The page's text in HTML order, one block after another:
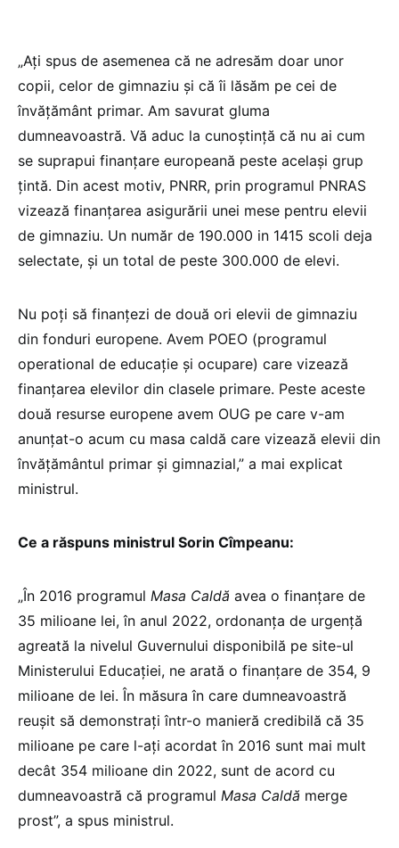
„Ați spus de asemenea că ne adresăm doar unor
copii, celor de gimnaziu și că îi lăsăm pe cei de
învățământ primar. Am savurat gluma
dumneavoastră. Vă aduc la cunoștință că nu ai cum
se suprapui finanțare europeană peste același grup
țintă. Din acest motiv, PNRR, prin programul PNRAS
vizează finanțarea asigurării unei mese pentru elevii
de gimnaziu. Un număr de 190.000 in 1415 scoli deja
selectate, și un total de peste 300.000 de elevi.
Nu poți să finanțezi de două ori elevii de gimnaziu
din fonduri europene. Avem POEO (programul
operational de educație și ocupare) care vizează
finanțarea elevilor din clasele primare. Peste aceste
două resurse europene avem OUG pe care v-am
anunțat-o acum cu masa caldă care vizează elevii din
învățământul primar și gimnazial,” a mai explicat
ministrul.
Ce a răspuns ministrul Sorin Cîmpeanu:
„În 2016 programul Masa Caldă avea o finanțare de
35 milioane lei, în anul 2022, ordonanța de urgență
agreată la nivelul Guvernului disponibilă pe site-ul
Ministerului Educației, ne arată o finanțare de 354, 9
milioane de lei. În măsura în care dumneavoastră
reușit să demonstrați într-o manieră credibilă că 35
milioane pe care l-ați acordat în 2016 sunt mai mult
decât 354 milioane din 2022, sunt de acord cu
dumneavoastră că programul Masa Caldă merge
prost”, a spus ministrul.